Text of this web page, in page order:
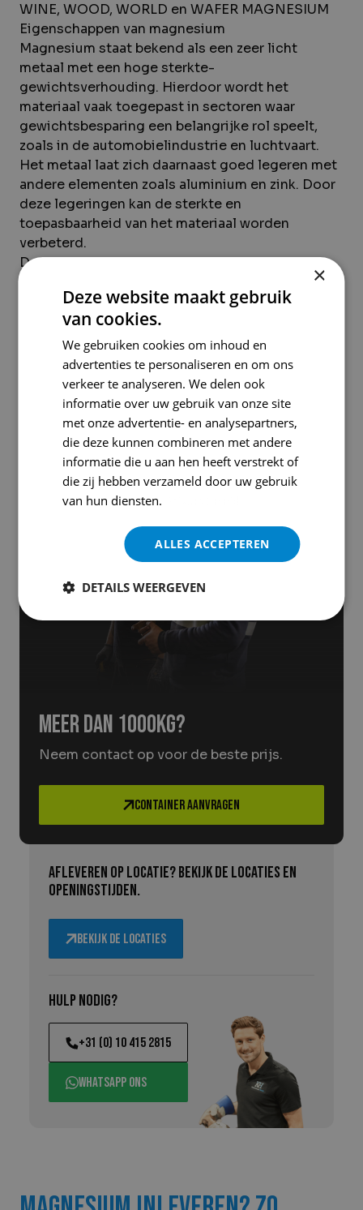
WINE, WOOD, WORLD en WAFER MAGNESIUM
Eigenschappen van magnesium
Magnesium staat bekend als een zeer licht
metaal met een hoge sterkte-
gewichtsverhouding. Hierdoor wordt het
materiaal vaak toegepast in sectoren waar
gewichtsbesparing een belangrijke rol speelt,
zoals in de automobielindustrie en luchtvaart.
Het metaal laat zich daarnaast goed legeren met
andere elementen zoals aluminium en zink. Door
deze legeringen kan de sterkte en
toepasbaarheid van het materiaal worden
verbeterd.
Door de relatief lage corrosiebestendigheid en
de ontvlambaarheid bij hoge temperaturen wordt
magnesium meestal toegepast in specifieke
toepassingen waar deze eigenschappen goed
gecontroleerd kunnen worden.
Bekijk actuele schrootprijzen
Meer dan 1000kg?
Neem contact op voor de beste prijs.
Container aanvragen
Afleveren op locatie? Bekijk de locaties en
openingstijden.
Bekijk de locaties
Hulp nodig?
+31 (0) 10 415 2815
WhatsApp ons
×
Deze website maakt gebruik
van cookies.
We gebruiken cookies om inhoud en
advertenties te personaliseren en om ons
verkeer te analyseren. We delen ook
informatie over uw gebruik van onze site
met onze advertentie- en analysepartners,
die deze kunnen combineren met andere
informatie die u aan hen heeft verstrekt of
die zij hebben verzameld door uw gebruik
van hun diensten.
ALLES ACCEPTEREN
DETAILS WEERGEVEN